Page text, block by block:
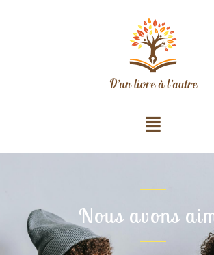
Nous avons